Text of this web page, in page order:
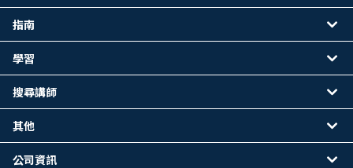
指南
學習
搜尋講師
其他
公司資訊